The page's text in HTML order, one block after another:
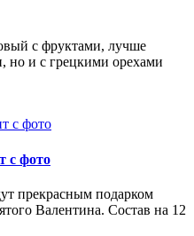
с фруктами, лучше
но и с грецкими орехами
с фото
прекрасным подарком
Валентина. Состав на 12